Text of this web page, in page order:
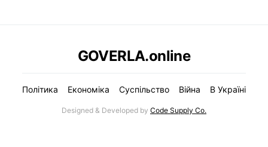
GOVERLA.online
Політика Економіка Суспільство Війна В Україні
Designed & Developed by Code Supply Co.